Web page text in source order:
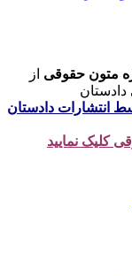
از
انتشارات دادستان
کلیک نمایید